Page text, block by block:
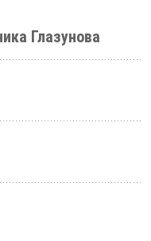
Глазунова